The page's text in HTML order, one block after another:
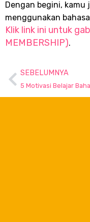
Dengan begini, kamu
menggunakan
Klik link ini untuk
MEMBERSHIP).
SEBELUMNYA